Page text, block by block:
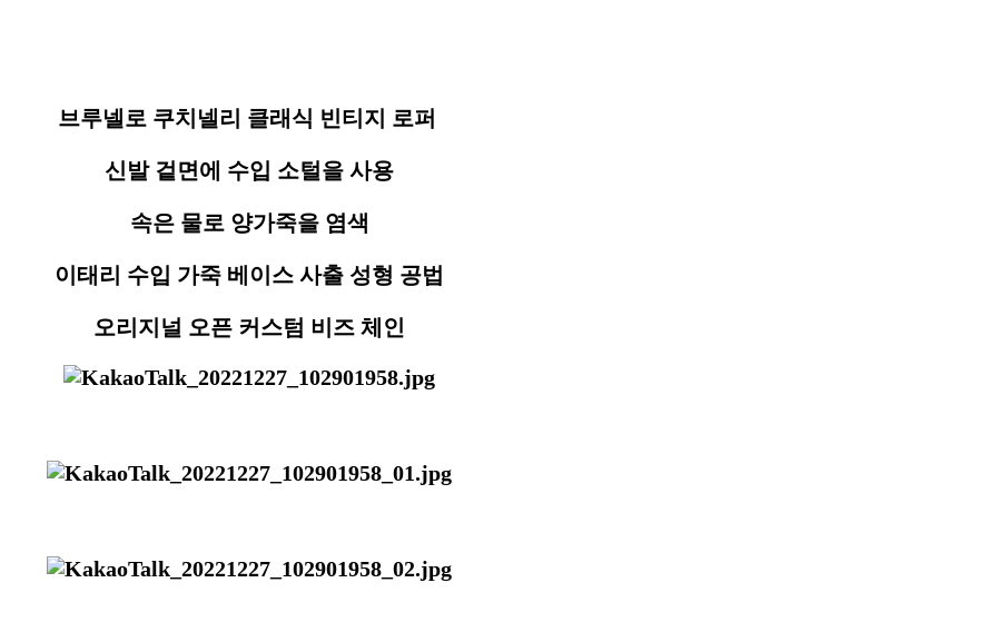
브루넬로 쿠치넬리 클래식 빈티지 로퍼
신발 겉면에 수입 소털을 사용
속은 물로 양가죽을 염색
이태리 수입 가죽 베이스 사출 성형 공법
오리지널 오픈 커스텀 비즈 체인